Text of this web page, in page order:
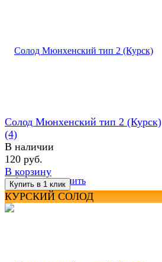
избранное сравнить
Солод Мюнхенский тип 2 (Курск)
(4)
В наличии
120 руб.
В корзину
КУРСКИЙ СОЛОД